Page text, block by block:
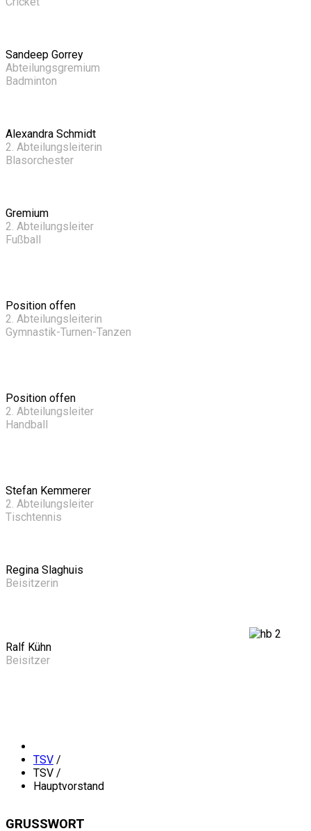
Sandeep Gorrey
Abteilungsgremium
Badminton
Alexandra Schmidt
2. Abteilungsleiterin
Blasorchester
Gremium
2. Abteilungsleiter
Fußball
Position offen
2. Abteilungsleiterin
Gymnastik-Turnen-Tanzen
Position offen
2. Abteilungsleiter
Handball
Stefan Kemmerer
2. Abteilungsleiter
Tischtennis
Regina Slaghuis
Beisitzerin
Ralf Kühn
Beisitzer
TSV /
TSV /
Hauptvorstand
GRUSSWORT